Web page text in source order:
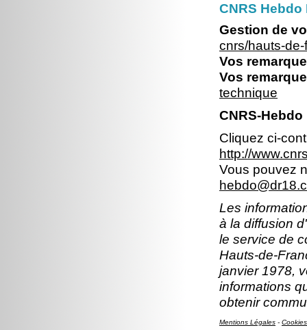
CNRS
Gestion de
cnrs/hauts-
Vos
Vos
technique
CNRS-
Cliquez ci-
http://
Vous pouvez
Les
à la diffusion
le service de
Hauts-de-
janvier 1978,
informations
obtenir
Mentions Légales - Cookies